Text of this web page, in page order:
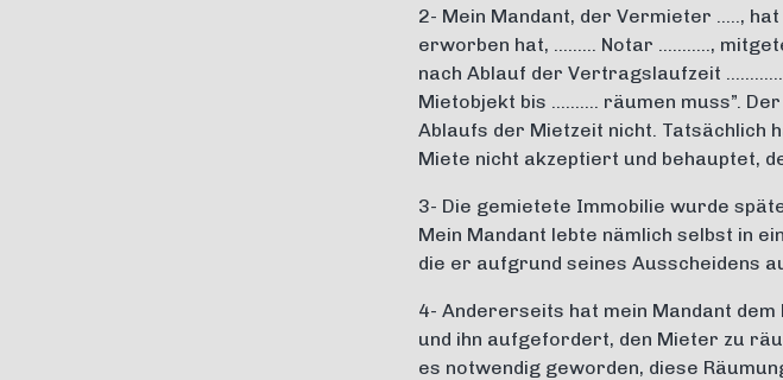
2- Mein Mandant, der Vermieter …..,
erworben hat, ……… Notar ………..,
nach Ablauf der Vertragslaufzeit
Mietobjekt bis ………. räumen muss”.
Ablaufs der Mietzeit nicht. Tatsächlich
Miete nicht akzeptiert und behauptet,
3- Die gemietete Immobilie wurde
Mein Mandant lebte nämlich selbst in
die er aufgrund seines Ausscheidens
4- Andererseits hat mein Mandant
und ihn aufgefordert, den Mieter zu
es notwendig geworden, diese